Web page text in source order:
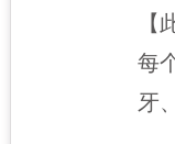
每
牙